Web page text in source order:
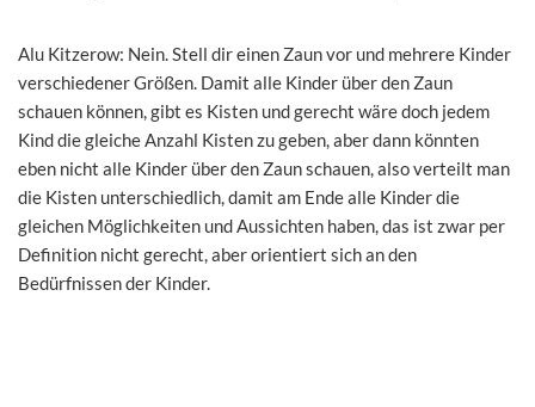
Alu Kitzerow: Nein. Stell dir einen Zaun vor und mehrere Kinder
verschiedener Größen. Damit alle Kinder über den Zaun
schauen können, gibt es Kisten und gerecht wäre doch jedem
Kind die gleiche Anzahl Kisten zu geben, aber dann könnten
eben nicht alle Kinder über den Zaun schauen, also verteilt man
die Kisten unterschiedlich, damit am Ende alle Kinder die
gleichen Möglichkeiten und Aussichten haben, das ist zwar per
Definition nicht gerecht, aber orientiert sich an den
Bedürfnissen der Kinder.